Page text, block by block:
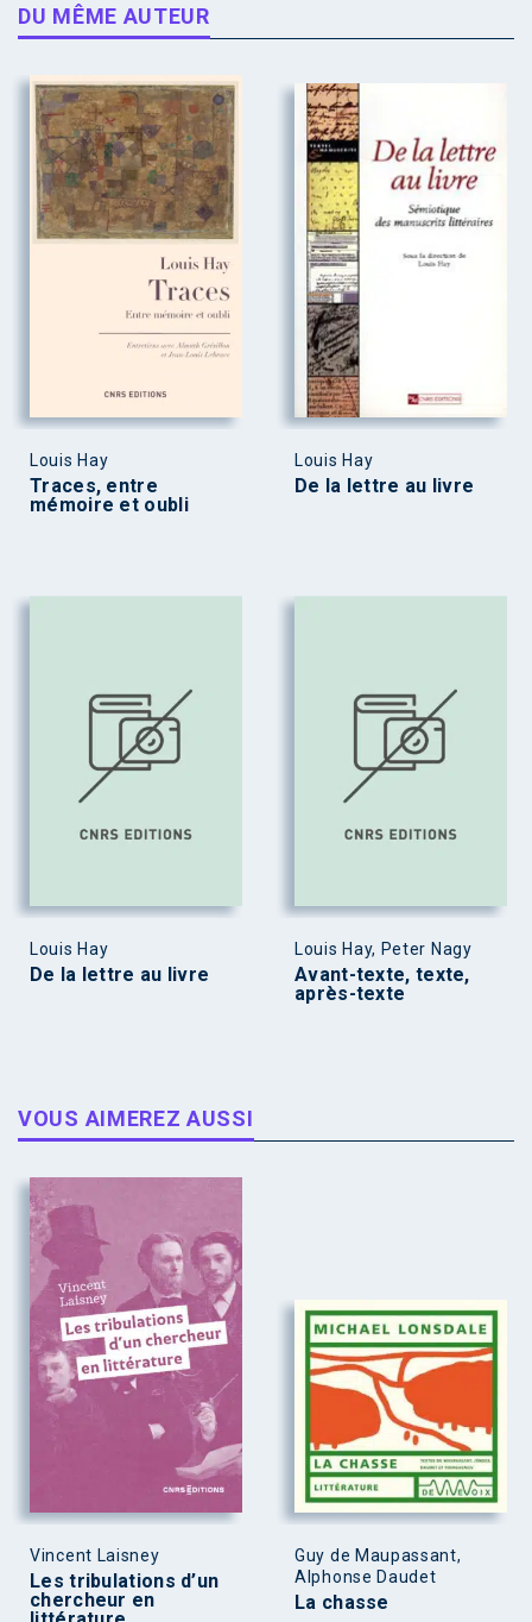
DU MÊME AUTEUR
Louis Hay
Traces, entre
mémoire et oubli
Louis Hay
De la lettre au livre
Louis Hay
De la lettre au livre
Louis Hay, Peter Nagy
Avant-texte, texte,
après-texte
VOUS AIMEREZ AUSSI
Vincent Laisney
Les tribulations d’un
chercheur en
Guy de Maupassant,
Alphonse Daudet
La chasse